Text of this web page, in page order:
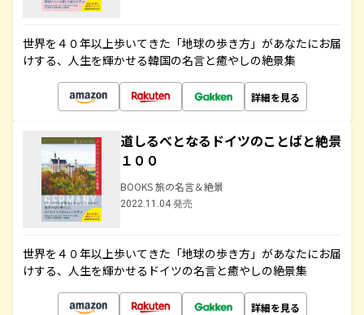
世界を４０年以上歩いてきた「地球の歩き方」があなたにお届
けする、人生を輝かせる韓国の名言と癒やしの絶景集
詳細を見る
道しるべとなるドイツのことばと絶景
１００
BOOKS 旅の名言＆絶景
2022.11.04 発売
世界を４０年以上歩いてきた「地球の歩き方」があなたにお届
けする、人生を輝かせるドイツの名言と癒やしの絶景集
詳細を見る